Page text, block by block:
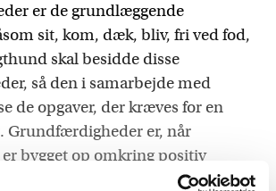
er de grundlæggende
sit, kom, dæk, bliv, fri ved fod,
skal besidde disse
så den i samarbejde med
de opgaver, der kræves for en
Grundfærdigheder er, når
bygget op omkring positiv
for et godt forhold mellem